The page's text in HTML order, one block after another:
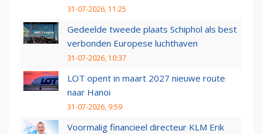
31-07-2026, 11:25
Gedeelde tweede plaats Schiphol als best
verbonden Europese luchthaven
31-07-2026, 10:37
LOT opent in maart 2027 nieuwe route
naar Hanoi
31-07-2026, 9:59
Voormalig financieel directeur KLM Erik